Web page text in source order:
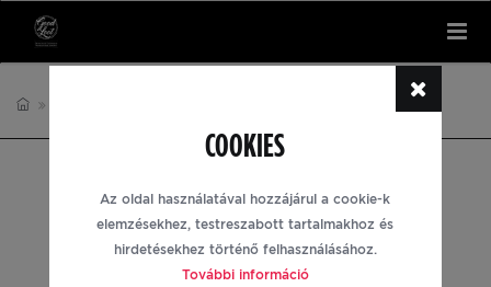
COOKIES
Az oldal használatával hozzájárul a cookie-k
elemzésekhez, testreszabott tartalmakhoz és
hirdetésekhez történő felhasználásához.
További információ